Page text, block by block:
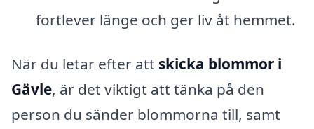
fortlever länge och ger liv åt hemmet.
När du letar efter att skicka blommor i
Gävle, är det viktigt att tänka på den
person du sänder blommorna till, samt